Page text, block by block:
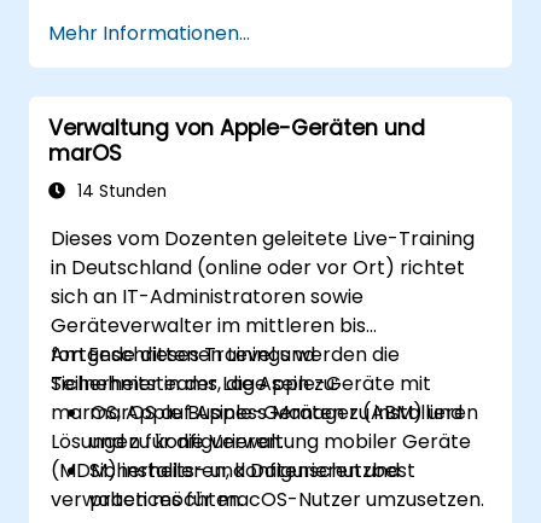
gewährleisten.
Mehr Informationen...
Verwaltung von Apple-Geräten und
marOS
14 Stunden
Dieses vom Dozenten geleitete Live-Training
in Deutschland (online oder vor Ort) richtet
sich an IT-Administratoren sowie
Geräteverwalter im mittleren bis
fortgeschrittenen Level und
Sicherheitsteams, die Apple-Geräte mit
marOS, Apple Business Manager (ABM) und
Lösungen für die Verwaltung mobiler Geräte
(MDM) installieren, konfigurieren und
verwalten möchten.
Am Ende dieses Trainings werden die
Teilnehmer in der Lage sein zu:
marOS auf Apple-Geräten zu installieren
und zu konfigurieren.
Sicherheits- und Datenschutzbest
practices für macOS-Nutzer umzusetzen.